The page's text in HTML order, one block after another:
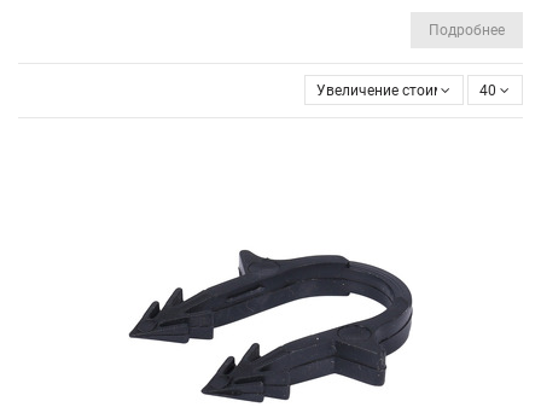
Подробнее
Увеличение стоимости 40